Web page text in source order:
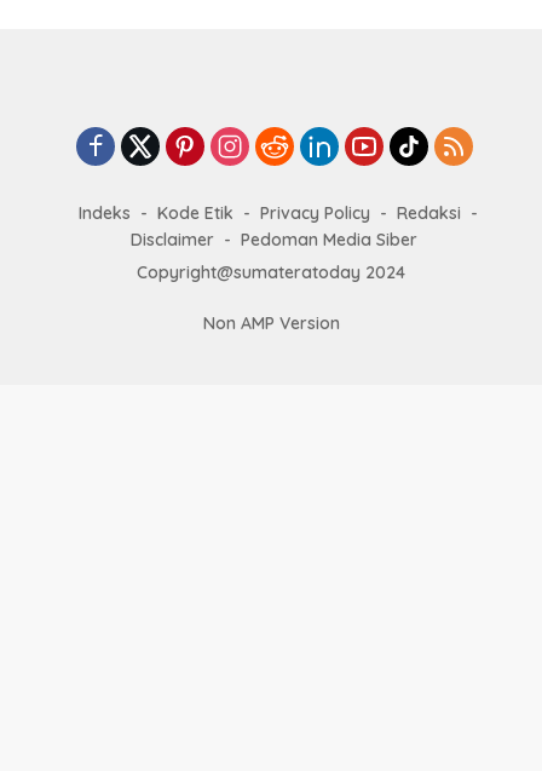
Indeks Kode Etik Privacy Policy
Redaksi
Disclaimer
Pedoman Media Siber
Copyright@sumateratoday 2024
Non AMP Version